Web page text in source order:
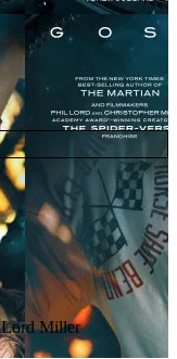
Lord Miller